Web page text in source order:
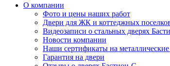
О компании
Фото и цены наших работ
Двери для ЖК и коттеджных
Видеозаписи о стальных дверях
Новости компании
Наши сертификаты на металлические
Гарантия на двери